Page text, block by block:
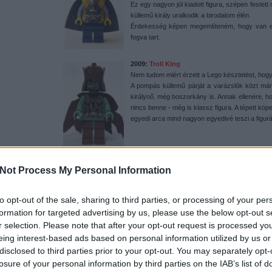
Process My Personal Information
opt-out of the sale, sharing to third parties, or processing of your
for targeted advertising by us, please use the below opt-out
selection. Please note that after your opt-out request is processed
interest-based ads based on personal information utilized by us
to third parties prior to your opt-out. You may separately
of your personal information by third parties on the IAB’s list of
nem tudod
kattints!
Ez egy nagyon jól kiadott figura, szépen
küllemű király uralkodik a birodalom élén.
Érdekesség képen megemlíteném, hogy
fogva tart.
2009: Troll King
Nem tudom miért érzett a Lego késztetést,
A pompás küllemű párját a varázslók közt
királynő, még boszorkány is. Annak ellenére,
nincs benne - még is klassz figura. A tépett
egyedi arca mind nagyon egyedivé teszi a
Noha a neve félrevezető lehet, nem
szerintem kijelenthetem, hogy egyben a
mellvért, láb- és felső rész. Figura feje
piros köpenyt is. A figura nem csak a
barátibb árkategóriájú királyi hintóba is bekerült.
Brickset